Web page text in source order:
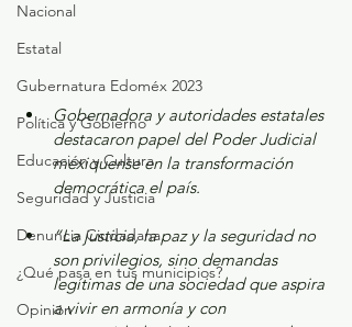
Nacional
Estatal
Gubernatura Edoméx 2023
Política y Gobierno
Educación y Cultura
Seguridad y Justicia
Denuncia Ciudadana
¿Qué pasa en tus municipios?
Opinión
Gobernadora y autoridades estatales
destacaron papel del Poder Judicial
mexiquense en la transformación
democrática el país.
“La justicia, la paz y la seguridad no
son privilegios, sino demandas
legítimas de una sociedad que aspira
a vivir en armonía y con